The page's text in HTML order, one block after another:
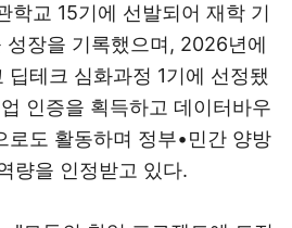
학교 15기에 선발되어 재학 기
성장을 기록했으며, 2026년에
딥테크 심화과정 1기에 선정됐
인증을 획득하고 데이터바우
로도 활동하며 정부•민간 양방
량을 인정받고 있다.